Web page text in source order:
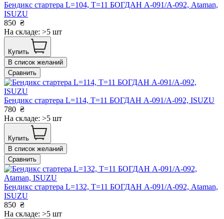
Бендикс стартера L=104, T=11 БОГДАН А-091/А-092, Ataman,
ISUZU
850 ₴
На складе: >5 шт
Купить
В список желаний
Сравнить
Бендикс стартера L=114, T=11 БОГДАН А-091/А-092, ISUZU
780 ₴
На складе: >5 шт
Купить
В список желаний
Сравнить
Бендикс стартера L=132, T=11 БОГДАН А-091/А-092, Ataman,
ISUZU
850 ₴
На складе: >5 шт